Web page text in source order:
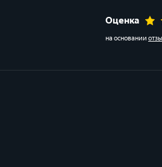
Оценка
на основании